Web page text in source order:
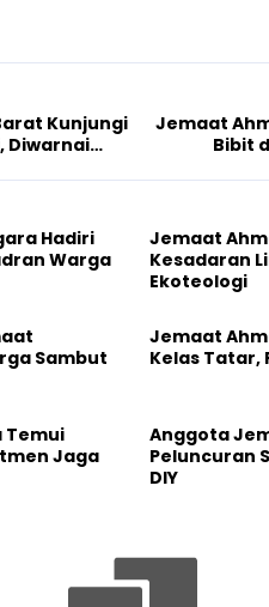
Kunjungi
Diwarnai
Jemaat
Bibit
Hadiri
Warga
Jemaat
Kesadaran
Ekoteologi
Sambut
Jemaat
Kelas Tatar,
Temui
Jaga
Anggota
Peluncuran
DIY